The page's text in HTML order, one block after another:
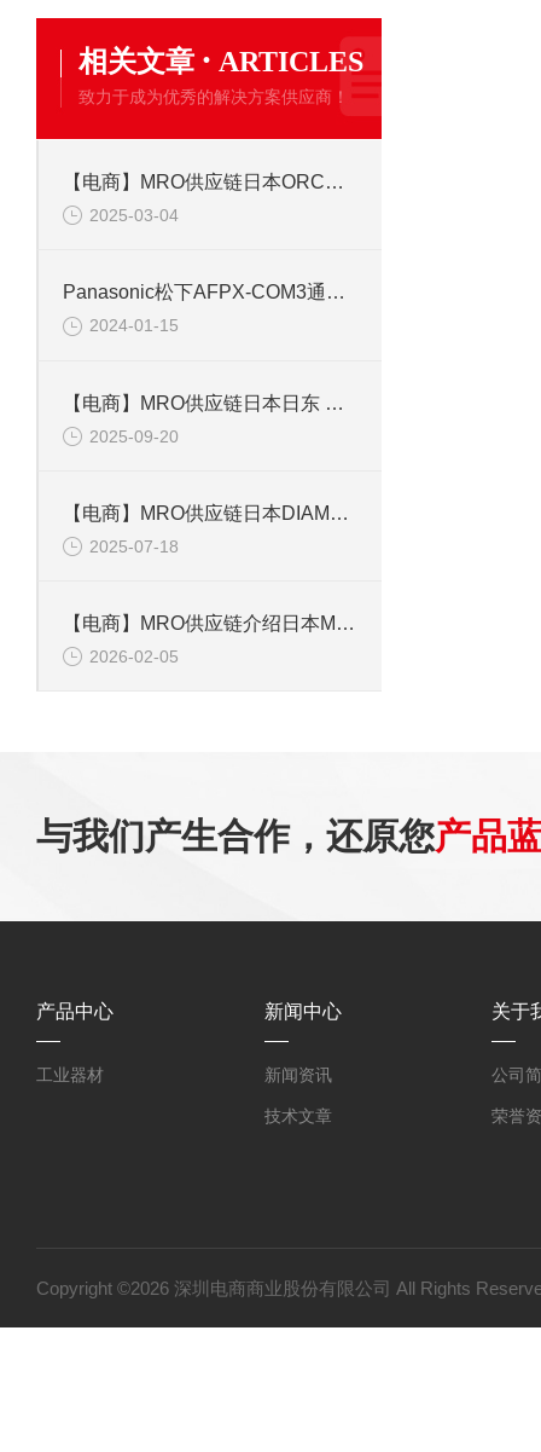
相关文章 · ARTICLES
致力于成为优秀的解决方案供应商！
【电商】MRO供应链日本ORC欧阿希HHL-4000C-FS 紫外线汞灯
2025-03-04
Panasonic松下AFPX-COM3通讯模块通信插件
2024-01-15
【电商】MRO供应链日本日东 快速接头 NKC-605B-4M
2025-09-20
【电商】MRO供应链日本DIAMOND戴尔蒙德 便携式钢筋速断器DC-25X-S
2025-07-18
【电商】MRO供应链介绍日本MIYUKI美幸辉控制蝶阀 BAR系列BAR-I250
2026-02-05
与我们产生合作，还原您产品
产品中心
工业器材
新闻中心
新闻资讯
技术文章
关于
公司
荣誉
Copyright ©2026 深圳电商商业股份有限公司 All Rights